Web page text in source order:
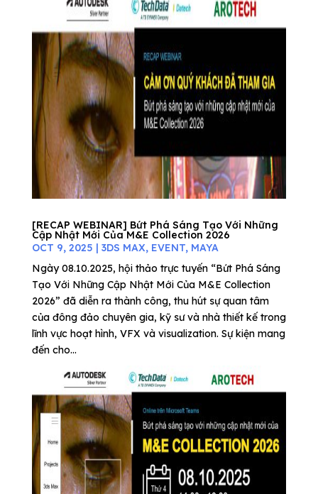
[RECAP WEBINAR] Bứt Phá Sáng Tạo Với Những
Cập Nhật Mới Của M&E Collection 2026
OCT 9, 2025 | 3DS MAX, EVENT, MAYA
Ngày 08.10.2025, hội thảo trực tuyến “Bứt Phá Sáng
Tạo Với Những Cập Nhật Mới Của M&E Collection
2026” đã diễn ra thành công, thu hút sự quan tâm
của đông đảo chuyên gia, kỹ sư và nhà thiết kế trong
lĩnh vực hoạt hình, VFX và visualization. Sự kiện mang
đến cho...